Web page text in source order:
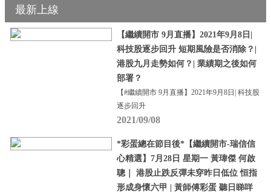
最新上線
【繼續開市 9月直播】2021年9月8日|
科技股逐步回升 短期風險是否消除？|
港股九月走勢如何？| 業績期之後如何
部署？
【#繼續開市 9月直播】2021年9月8日| 科技股
逐步回升
2021/09/08
*彩蛋總在節目後*【繼續開市-瑞信信
心精選】7月28日 星期一 黃瑋傑 何啟
聰｜ 港股止跌反彈未穿昨日低位 恒指
形成身懷六甲 | 黃師傅彩蛋 聽日睇咩